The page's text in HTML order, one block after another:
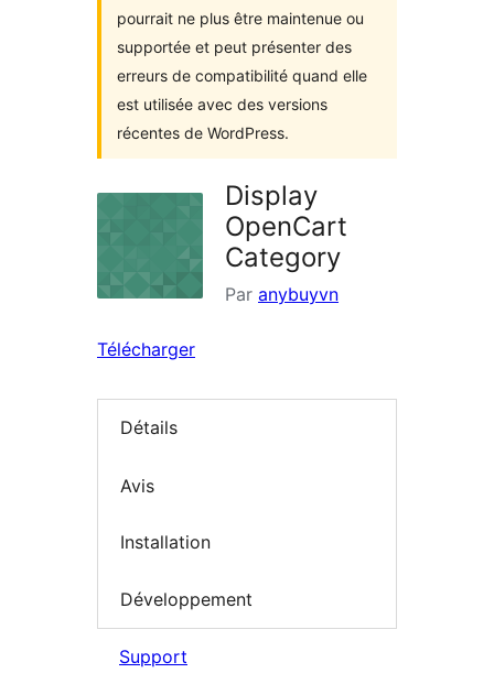
pourrait ne plus être maintenue ou
supportée et peut présenter des
erreurs de compatibilité quand elle
est utilisée avec des versions
récentes de WordPress.
Display
OpenCart
Category
Par anybuyvn
Télécharger
Détails
Avis
Installation
Développement
Support